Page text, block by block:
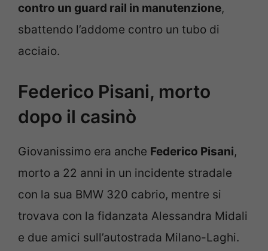
contro un guard rail in manutenzione,
sbattendo l’addome contro un tubo di
acciaio.
Federico Pisani, morto
dopo il casinò
Giovanissimo era anche Federico Pisani,
morto a 22 anni in un incidente stradale
con la sua BMW 320 cabrio, mentre si
trovava con la fidanzata Alessandra Midali
e due amici sull’autostrada Milano-Laghi.